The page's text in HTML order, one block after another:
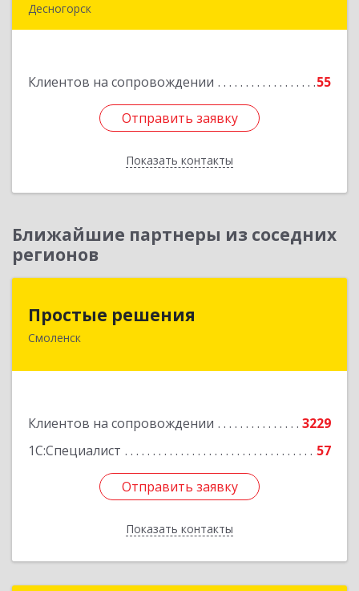
Десногорск
Клиентов на сопровождении 55
Отправить заявку
Показать контакты
Подробнее
Отправить заявку
Назад
Ближайшие партнеры из соседних
регионов
Простые решения
Смоленск
Клиентов на сопровождении
3229
1С:Специалист
57
Отправить заявку
Показать контакты
214015, Смоленская обл, Смоленск г, Большая
Отправить заявку
Назад